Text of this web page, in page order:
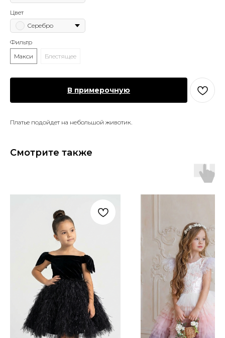
Цвет
Серебро
Фильтр
Макси
Блестящее
В примерочную
Платье подойдет на небольшой животик.
Смотрите также